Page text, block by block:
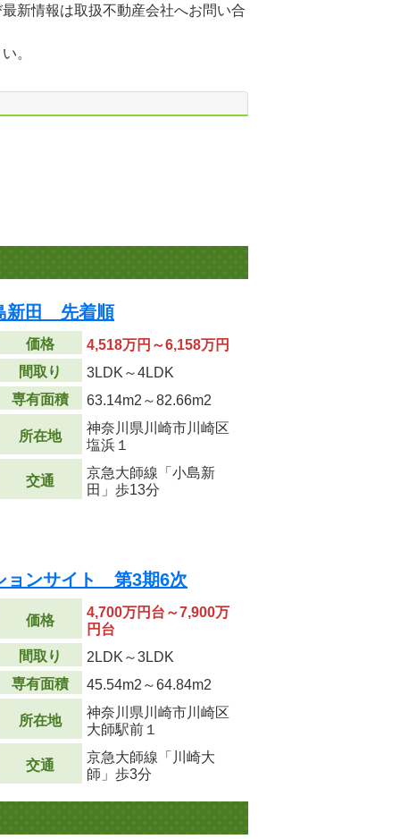
新情報は取扱不動産会社へお問い合
。
新田 先着順
価格
4,518万円～6,158万円
間取り
3LDK～4LDK
専有面積
63.14m2 ～82.66m2
所在地
神奈川県川崎市川崎区
塩浜１
交通
京急大師線「小島新
田」歩13分
ョンサイト 第3期6次
価格
4,700万円台～7,900万
円台
間取り
2LDK～3LDK
専有面積
45.54m2 ～64.84m2
所在地
神奈川県川崎市川崎区
大師駅前１
交通
京急大師線「川崎大
師」歩3分